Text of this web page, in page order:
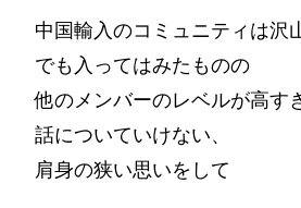
中国輸入のコミュニティは沢
でも入ってはみたものの
他のメンバーのレベルが高す
話についていけない、
肩身の狭い思いをして